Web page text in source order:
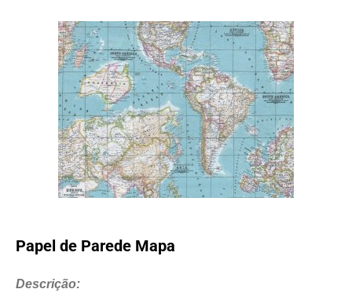
Papel de Parede Mapa
Descrição: